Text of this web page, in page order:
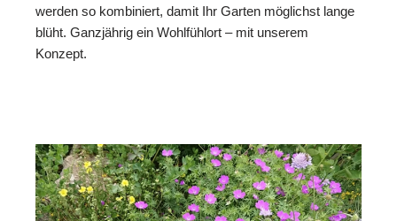
werden so kombiniert, damit Ihr Garten möglichst lange
blüht. Ganzjährig ein Wohlfühlort – mit unserem
Konzept.